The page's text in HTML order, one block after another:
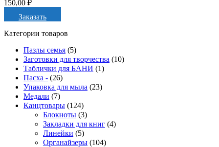
150,00 ₽
Заказать
Категории товаров
Пазлы семья (5)
Заготовки для творчества (10)
Таблички для БАНИ (1)
Пасха - (26)
Упаковка для мыла (23)
Медали (7)
Канцтовары (124)
Блокноты (3)
Закладки для книг (4)
Линейки (5)
Органайзеры (104)